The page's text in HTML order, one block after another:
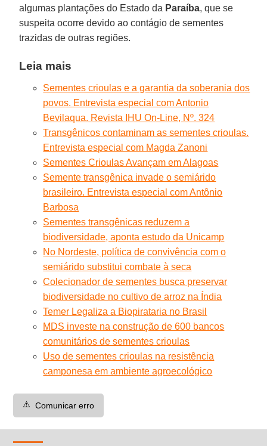
algumas plantações do Estado da Paraíba, que se
suspeita ocorre devido ao contágio de sementes
trazidas de outras regiões.
Leia mais
Sementes crioulas e a garantia da soberania dos
povos. Entrevista especial com Antonio
Bevilaqua. Revista IHU On-Line, Nº. 324
Transgênicos contaminam as sementes crioulas.
Entrevista especial com Magda Zanoni
Sementes Crioulas Avançam em Alagoas
Semente transgênica invade o semiárido
brasileiro. Entrevista especial com Antônio
Barbosa
Sementes transgênicas reduzem a
biodiversidade, aponta estudo da Unicamp
No Nordeste, política de convivência com o
semiárido substitui combate à seca
Colecionador de sementes busca preservar
biodiversidade no cultivo de arroz na Índia
Temer Legaliza a Biopirataria no Brasil
MDS investe na construção de 600 bancos
comunitários de sementes crioulas
Uso de sementes crioulas na resistência
camponesa em ambiente agroecológico
⚠️ Comunicar erro